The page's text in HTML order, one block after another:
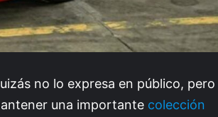
no lo expresa en público, pero
una importante colección